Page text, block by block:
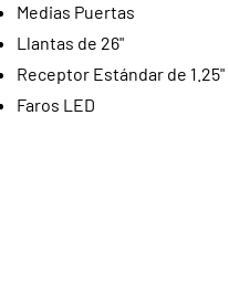
Medias Puertas
Llantas de 26"
Receptor Estándar de 1.25"
Faros LED